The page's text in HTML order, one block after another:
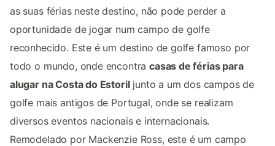
as suas férias neste destino, não pode perder a
oportunidade de jogar num campo de golfe
reconhecido. Este é um destino de golfe famoso por
todo o mundo, onde encontracasas de férias para
alugar na Costa do Estoriljunto a um dos campos de
golfe mais antigos de Portugal, onde se realizam
diversos eventos nacionais e internacionais.
Remodelado por Mackenzie Ross, este é um campo